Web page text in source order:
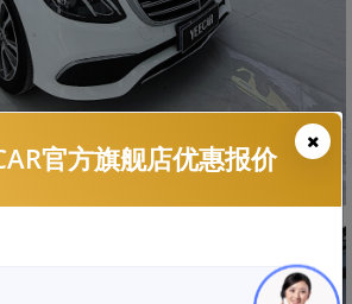
官方旗舰店优惠报价